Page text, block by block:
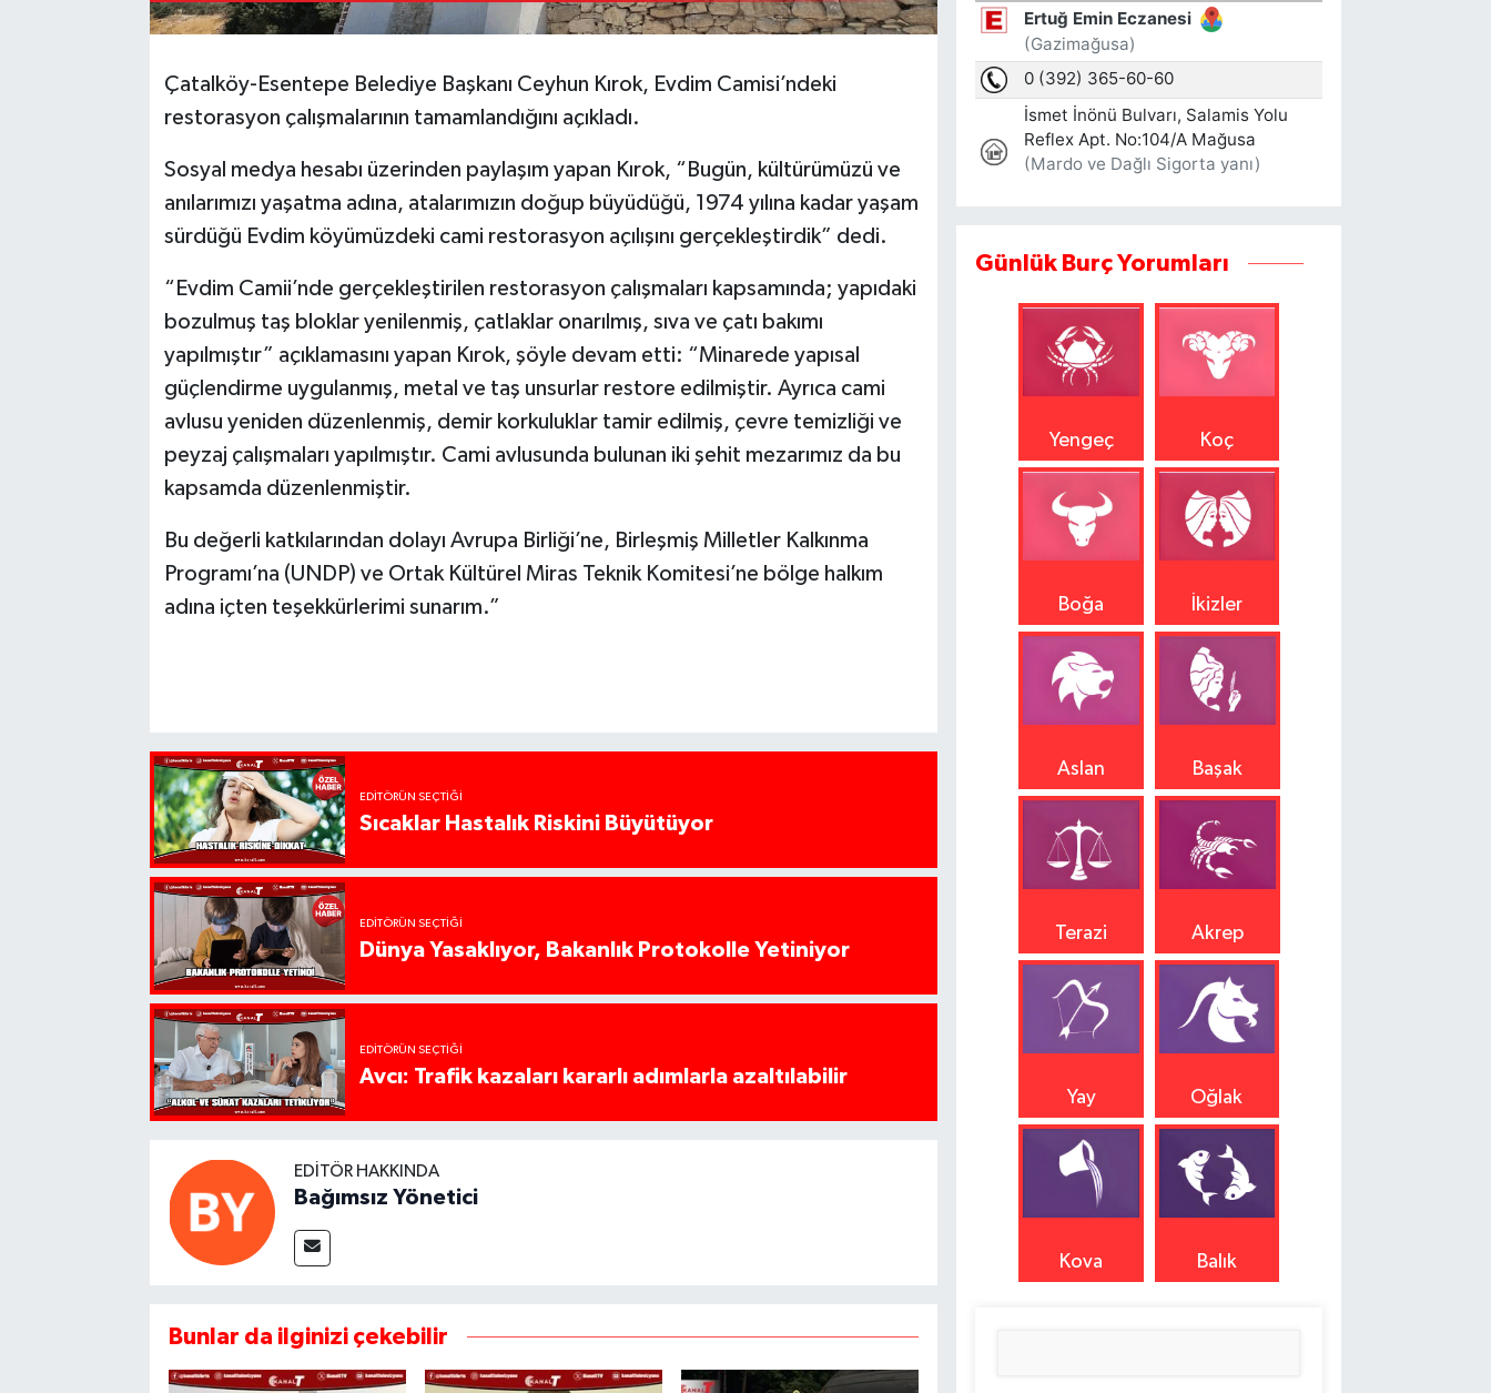
Çatalköy-Esentepe Belediye Başkanı Ceyhun Kırok, Evdim Camisi’ndeki
restorasyon çalışmalarının tamamlandığını açıkladı.
Sosyal medya hesabı üzerinden paylaşım yapan Kırok, “Bugün, kültürümüzü ve
anılarımızı yaşatma adına, atalarımızın doğup büyüdüğü, 1974 yılına kadar yaşam
sürdüğü Evdim köyümüzdeki cami restorasyon açılışını gerçekleştirdik” dedi.
“Evdim Camii’nde gerçekleştirilen restorasyon çalışmaları kapsamında; yapıdaki
bozulmuş taş bloklar yenilenmiş, çatlaklar onarılmış, sıva ve çatı bakımı
yapılmıştır” açıklamasını yapan Kırok, şöyle devam etti: “Minarede yapısal
güçlendirme uygulanmış, metal ve taş unsurlar restore edilmiştir. Ayrıca cami
avlusu yeniden düzenlenmiş, demir korkuluklar tamir edilmiş, çevre temizliği ve
peyzaj çalışmaları yapılmıştır. Cami avlusunda bulunan iki şehit mezarımız da bu
kapsamda düzenlenmiştir.
Bu değerli katkılarından dolayı Avrupa Birliği’ne, Birleşmiş Milletler Kalkınma
Programı’na (UNDP) ve Ortak Kültürel Miras Teknik Komitesi’ne bölge halkım
adına içten teşekkürlerimi sunarım.”
EDITÖRÜN SEÇTIĞI
Sıcaklar Hastalık Riskini Büyütüyor
EDITÖRÜN SEÇTIĞI
Dünya Yasaklıyor, Bakanlık Protokolle Yetiniyor
EDITÖRÜN SEÇTIĞI
Avcı: Trafik kazaları kararlı adımlarla azaltılabilir
EDITÖR HAKKINDA
Bağımsız Yönetici
Bunlar da ilginizi çekebilir
Günlük Burç Yorumları
Yengeç Koç
Boğa İkizler
Aslan Başak
Terazi Akrep
Yay Oğlak
Kova Balık